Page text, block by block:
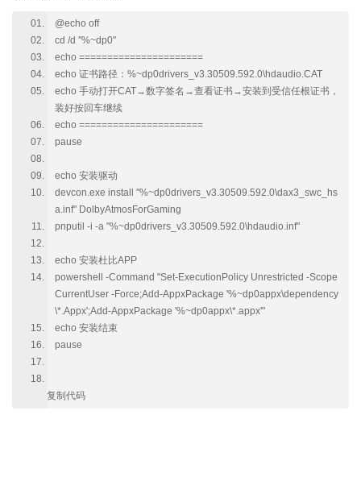
@echo off
cd /d "%~dp0"
echo ======================
echo 证书路径：%~dp0drivers_v3.30509.592.0\hdaudio.CAT
echo 手动打开CAT→数字签名→查看证书→安装到受信任根证书，
装好按回车继续
echo ======================
pause
echo 安装驱动
devcon.exe install "%~dp0drivers_v3.30509.592.0\dax3_swc_hs
a.inf" DolbyAtmosForGaming
pnputil -i -a "%~dp0drivers_v3.30509.592.0\hdaudio.inf"
echo 安装杜比APP
powershell -Command "Set-ExecutionPolicy Unrestricted -Scope
CurrentUser -Force;Add-AppxPackage '%~dp0appx\dependency
\*.Appx';Add-AppxPackage '%~dp0appx\*.appx'"
echo 安装结束
pause
复制代码